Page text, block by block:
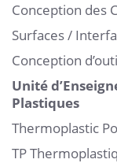
Conception des
Surfaces /
Conception
Unité
Plastiques
Thermoplastic
TP